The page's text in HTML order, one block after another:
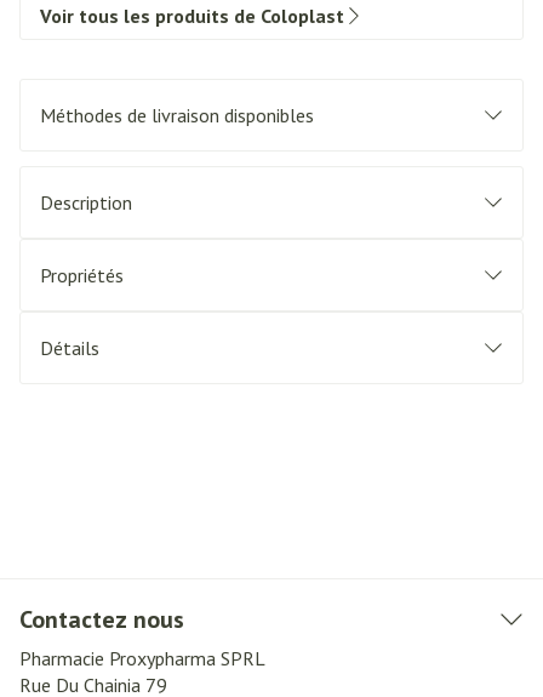
Voir tous les produits de Coloplast
Méthodes de livraison disponibles
Description
Propriétés
Détails
Contactez nous
Pharmacie Proxypharma SPRL
Rue Du Chainia 79